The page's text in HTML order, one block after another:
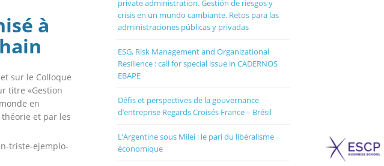
à
sur le Colloque
titre «Gestion
en
et par les
triste-ejemplo-
private administration. Gestión de riesgos y
crisis en un mundo cambiante. Retos para las
administraciones públicas y privadas
ESG, Risk Management and Organizational
Resilience : call for special issue in CADERNOS
EBAPE
Défis et perspectives de la gouvernance
d’entreprise Regards Croisés France – Brésil
L’Argentine sous Milei : le pari du libéralisme
économique